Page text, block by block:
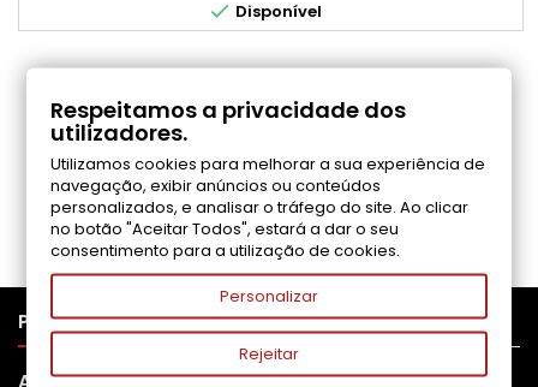
 Disponível
COMENTÁRIOS (0)
Seja o primeiro a fazer uma avaliação
PRODUTOS 

Respeitamos a privacidade dos
utilizadores.
Utilizamos cookies para melhorar a sua experiência de
navegação, exibir anúncios ou conteúdos
personalizados, e analisar o tráfego do site. Ao clicar
no botão "Aceitar Todos", estará a dar o seu
consentimento para a utilização de cookies.
Personalizar
Rejeitar